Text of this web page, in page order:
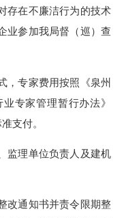
存在不廉洁行为的技术
业参加我局督（巡）查
专家费用按照《泉州
专家管理暂行办法》
支付。
理单位负责人及建机
通知书并责令限期整